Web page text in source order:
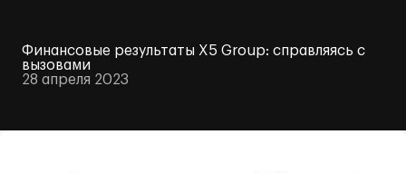
Финансовые результаты X5 Group: справляясь с
вызовами
28 апреля 2023